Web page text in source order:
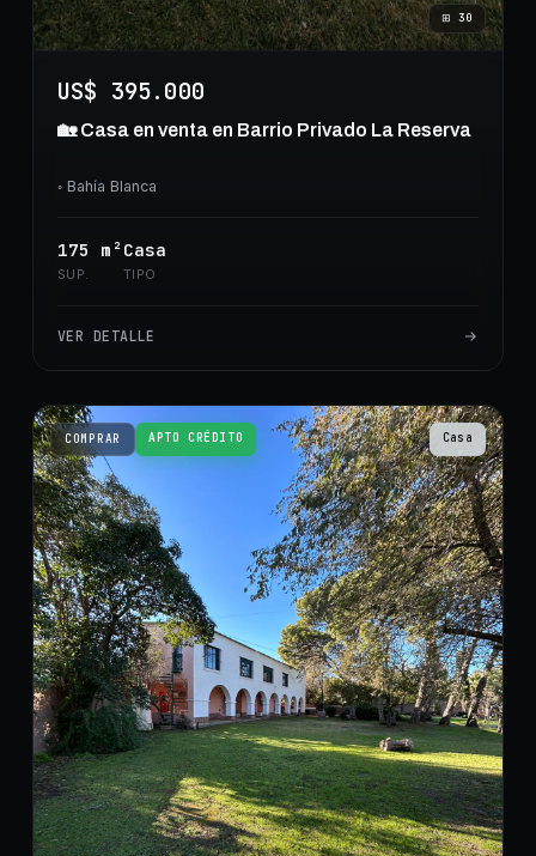
⊞30
US$ 395.000
🏡 Casa en venta en Barrio Privado La Reserva
◦ Bahía Blanca
175 m²
SUP.
Casa
TIPO
VER DETALLE
COMPRAR APTO CRÉDITO Casa